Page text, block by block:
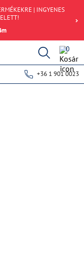
| INGYENES
m
0
+36 1 901 0023